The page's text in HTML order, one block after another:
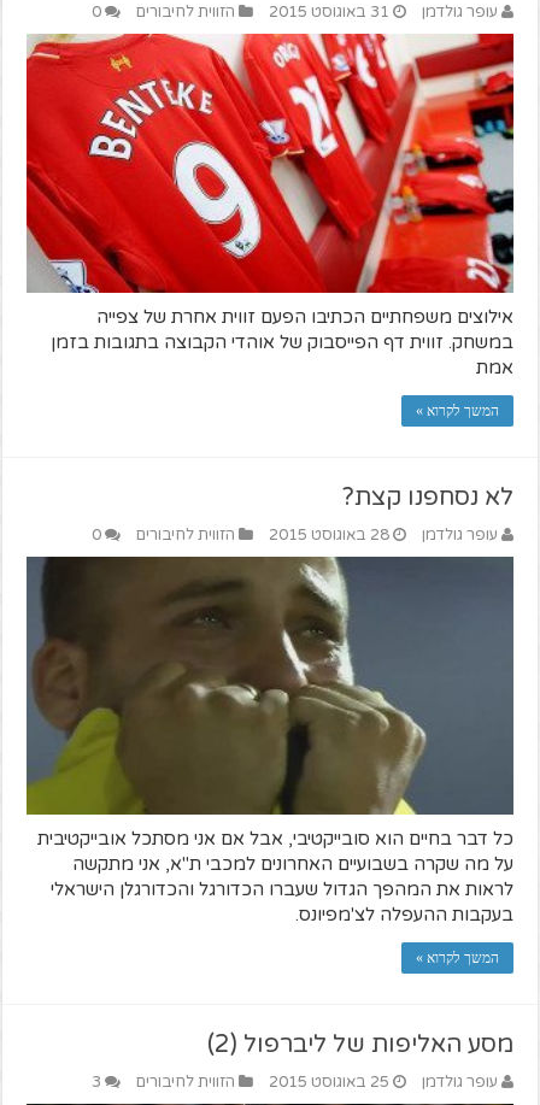
עופר גולדמן 31 באוגוסט 2015 הזווית לחיבורים 0
אילוצים משפחתיים הכתיבו הפעם זווית אחרת של צפייה
במשחק. זווית דף הפייסבוק של אוהדי הקבוצה בתגובות בזמן
אמת
המשך לקרוא »
לא נסחפנו קצת?
עופר גולדמן 28 באוגוסט 2015 הזווית לחיבורים 0
כל דבר בחיים הוא סובייקטיבי, אבל אם אני מסתכל אובייקטיבית
על מה שקרה בשבועיים האחרונים למכבי ת"א, אני מתקשה
לראות את המהפך הגדול שעברו הכדורגל והכדורגלן הישראלי
בעקבות ההעפלה לצ'מפיונס.
המשך לקרוא »
מסע האליפות של ליברפול (2)
עופר גולדמן 25 באוגוסט 2015 הזווית לחיבורים 3